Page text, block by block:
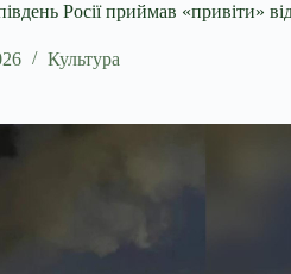
Росії приймав «привіти»
Культура